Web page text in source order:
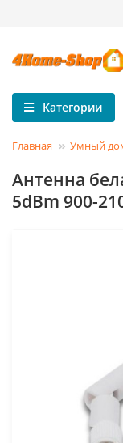
Категории
Главная Умный
Антенна
5dBm 900-